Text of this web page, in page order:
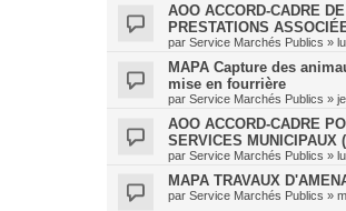
AOO ACCORD-CADRE
PRESTATIONS
par Service Marchés Publics »
MAPA Capture des
mise en fourrière
par Service Marchés Publics »
AOO ACCORD-CADRE
SERVICES MUNICIPAUX
par Service Marchés Publics »
MAPA TRAVAUX
par Service Marchés Publics »